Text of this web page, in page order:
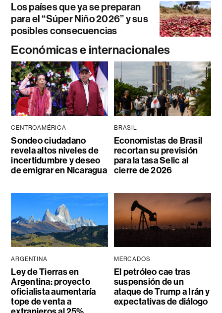
Los países que ya se preparan
para el “Súper Niño 2026” y sus
posibles consecuencias
Económicas e internacionales
CENTROAMÉRICA
Sondeo ciudadano
revela altos niveles de
incertidumbre y deseo
de emigrar en Nicaragua
BRASIL
Economistas de Brasil
recortan su previsión
para la tasa Selic al
cierre de 2026
ARGENTINA
Ley de Tierras en
Argentina: proyecto
oficialista aumentaría
tope de venta a
MERCADOS
El petróleo cae tras
suspensión de un
ataque de Trump a Irán y
expectativas de diálogo